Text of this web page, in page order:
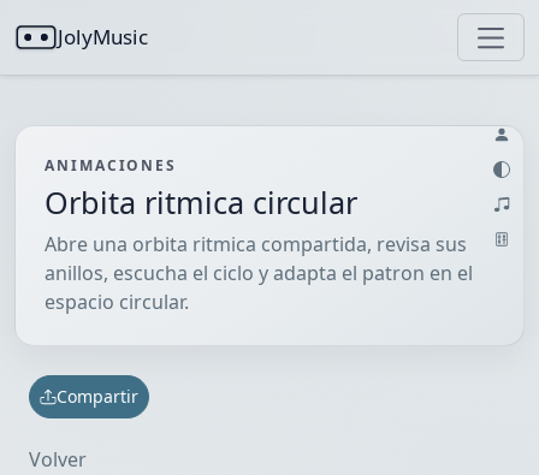
JolyMusic
ANIMACIONES
Orbita ritmica circular
Abre una orbita ritmica compartida, revisa sus
anillos, escucha el ciclo y adapta el patron en el
espacio circular.
Compartir
Volver